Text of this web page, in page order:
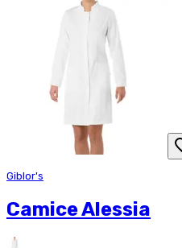
Giblor's
Camice Alessia